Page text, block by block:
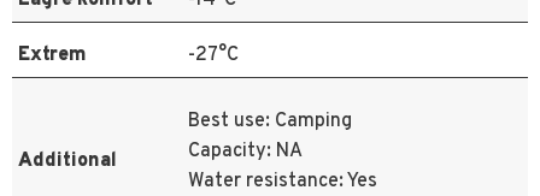
Extrem -27°C
Additional
Best use: Camping
Capacity: NA
Water resistance: Yes